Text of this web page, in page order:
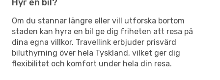
Hyr en bil?
Om du stannar längre eller vill utforska bortom
staden kan hyra en bil ge dig friheten att resa på
dina egna villkor. Travellink erbjuder prisvärd
biluthyrning över hela Tyskland, vilket ger dig
flexibilitet och komfort under hela din resa.